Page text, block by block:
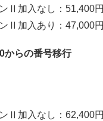
Ⅱ加入なし：51,400円
Ⅱ加入あり：47,000円
からの番号移行
Ⅱ加入なし：62,400円